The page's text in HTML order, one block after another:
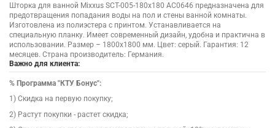
Шторка для ванной Mixxus SCT-005-180x180 AC0646 предназначена для
предотвращения попадания воды на пол и стены ванной комнаты.
Изготовлена из полиэстера с принтом. Устанавливается на
специальную планку. Имеет современный дизайн, удобна и практична в
использовании. Размер – 1800х1800 мм. Цвет: серый. Гарантия: 12
месяцев. Страна производитель: Германия.
Важно для клиента:
% Программа "КТУ Бонус":
1) Скидка на первую покупку;
2) Растут покупки - растет скидка;